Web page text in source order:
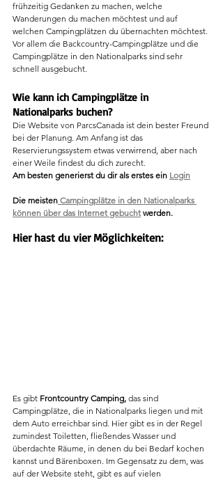
frühzeitig Gedanken zu machen, welche
Wanderungen du machen möchtest und auf
welchen Campingplätzen du übernachten möchtest.
Vor allem die Backcountry-Campingplätze und die
Campingplätze in den Nationalparks sind sehr
schnell ausgebucht.
Wie kann ich Campingplätze in
Nationalparks buchen?
Die Website von ParcsCanada ist dein bester Freund
bei der Planung. Am Anfang ist das
Reservierungssystem etwas verwirrend, aber nach
einer Weile findest du dich zurecht.
Am besten generierst du dir als erstes ein Login
Die meisten Campingplätze in den Nationalparks
können über das Internet gebucht werden.
Hier hast du vier Möglichkeiten:
Es gibt Frontcountry Camping, das sind
Campingplätze, die in Nationalparks liegen und mit
dem Auto erreichbar sind. Hier gibt es in der Regel
zumindest Toiletten, fließendes Wasser und
überdachte Räume, in denen du bei Bedarf kochen
kannst und Bärenboxen. Im Gegensatz zu dem, was
auf der Website steht, gibt es auf vielen